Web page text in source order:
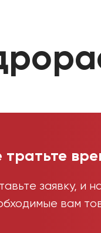
тратьте
заявку, и
вам